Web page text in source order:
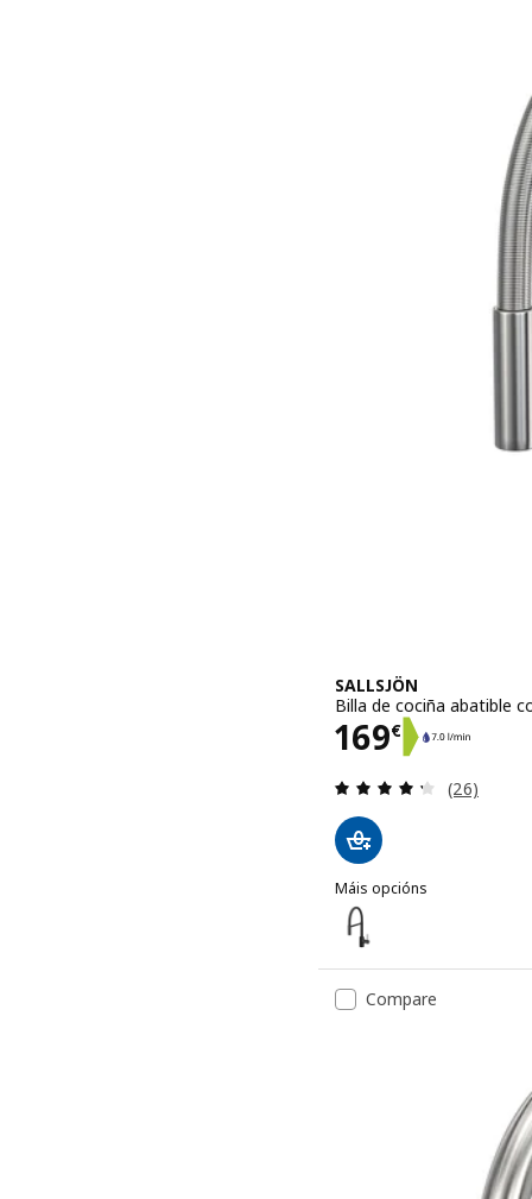
SALLSJÖN
Billa de cociña abatible
169€
Prezo 169€
Revisión:
(26)
Máis opcións
SALLSJÖN
Opción: SALLSJÖN,
Compare